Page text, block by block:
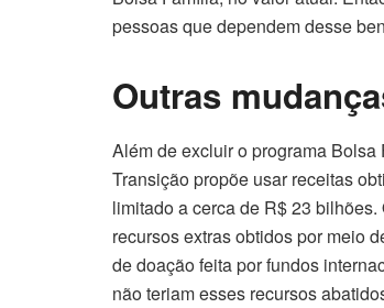
pessoas que dependem desse
Outras
Além de excluir o programa
Transição propõe usar receitas
limitado a cerca de R$ 23
recursos extras obtidos por meio
de doação feita por fundos
não teriam esses recursos